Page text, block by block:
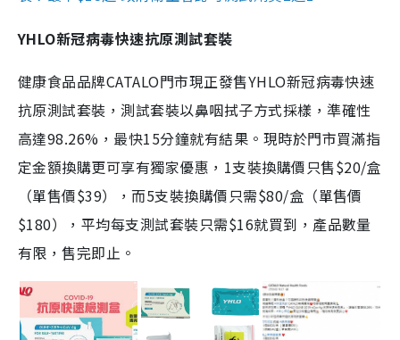
YHLO新冠病毒快速抗原測試套裝
健康食品品牌CATALO門市現正發售YHLO新冠病毒快速
抗原測試套裝，測試套裝以鼻咽拭子方式採樣，準確性
高達98.26%，最快15分鐘就有結果。現時於門市買滿指
定金額換購更可享有獨家優惠，1支裝換購價只售$20/盒
（單售價$39），而5支裝換購價只需$80/盒（單售價
$180），平均每支測試套裝只需$16就買到，產品數量
有限，售完即止。